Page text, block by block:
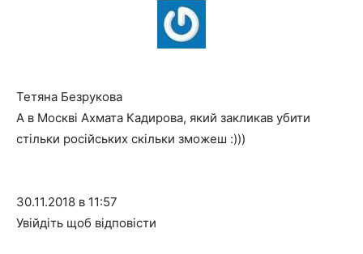
Тетяна Безрукова
А в Москві Ахмата Кадирова, який закликав убити
стільки російських скільки зможеш :)))
30.11.2018 в 11:57
Увійдіть щоб відповісти